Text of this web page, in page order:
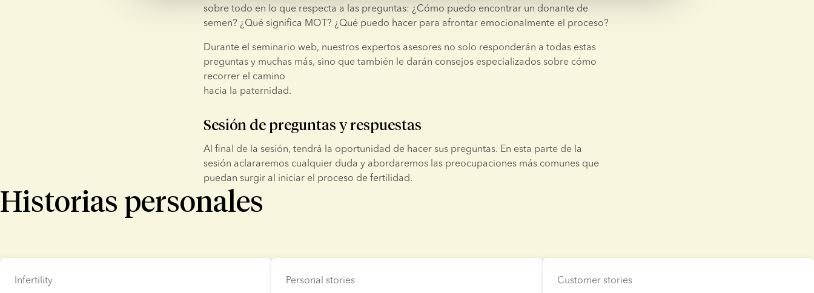
sobre todo en lo que respecta a las preguntas: ¿Cómo puedo encontrar un donante de
semen? ¿Qué significa MOT? ¿Qué puedo hacer para afrontar emocionalmente el proceso?
Durante el seminario web, nuestros expertos asesores no solo responderán a todas estas
preguntas y muchas más, sino que también le darán consejos especializados sobre cómo
recorrer el camino
hacia la paternidad.
Sesión de preguntas y respuestas
Al final de la sesión, tendrá la oportunidad de hacer sus preguntas. En esta parte de la
sesión aclararemos cualquier duda y abordaremos las preocupaciones más comunes que
puedan surgir al iniciar el proceso de fertilidad.
Historias personales
Infertility Personal stories Customer stories